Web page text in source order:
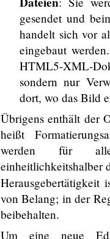
gesendet und
handelt sich vor
eingebaut
HTML5-XML-
sondern nur
dort, wo das Bild
Übrigens enthält der
heißt
werden für
einheitlichkeitshalber
von Belang; in der
beibehalten.
Um eine neue